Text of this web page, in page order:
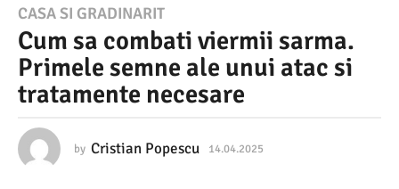
1
4
0
.
CASA SI GRADINARIT
Cum sa combati viermii sarma.
Primele semne ale unui atac si
tratamente necesare
by Cristian Popescu 14.04.2025